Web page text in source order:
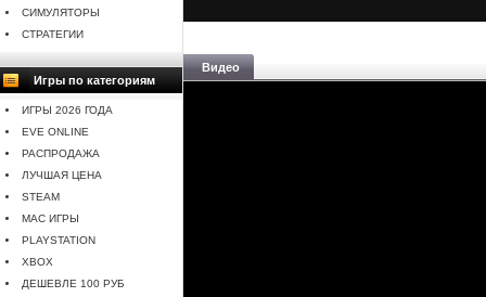
СИМУЛЯТОРЫ
СТРАТЕГИИ
Игры по категориям
ИГРЫ 2026 ГОДА
EVE ONLINE
РАСПРОДАЖА
ЛУЧШАЯ ЦЕНА
STEAM
MAC ИГРЫ
PLAYSTATION
XBOX
ДЕШЕВЛЕ 100 РУБ
Видео